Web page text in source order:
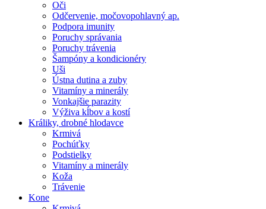
Oči
Odčervenie, močovopohlavný ap.
Podpora imunity
Poruchy správania
Poruchy trávenia
Šampóny a kondicionéry
Uši
Ústna dutina a zuby
Vitamíny a minerály
Vonkajšie parazity
Výživa kĺbov a kostí
Králiky, drobné hlodavce
Krmivá
Pochúťky
Podstielky
Vitamíny a minerály
Koža
Trávenie
Kone